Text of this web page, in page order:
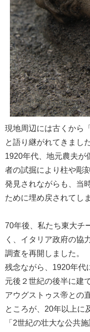
現地周辺には古くから
と語り継がれてきました
1920年代、地元農夫が
者の試掘により柱や彫
発見されながらも、当
ために埋め戻されてし
70年後、私たち東大チ
く、イタリア政府の協
調査を再開しました。
残念ながら、1920年代
元後２世紀の後半に建
アウグストゥス帝との
ところが、20年以上に
「2世紀の壮大な公共